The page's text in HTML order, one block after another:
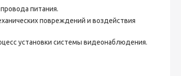
питания.
повреждений и воздействия
установки системы видеонаблюдения.